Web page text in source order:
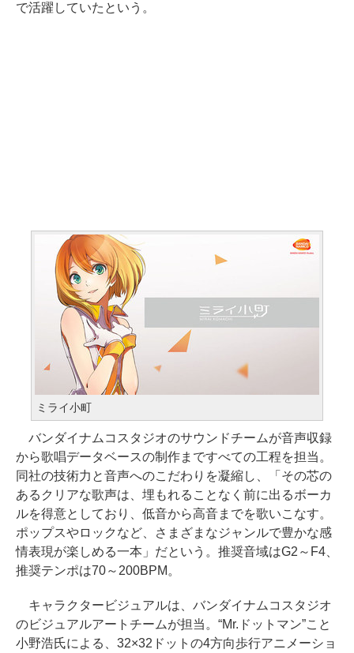
で活躍していたという。
ミライ小町
バンダイナムコスタジオのサウンドチームが音声収録
から歌唱データベースの制作まですべての工程を担当。
同社の技術力と音声へのこだわりを凝縮し、「その芯の
あるクリアな歌声は、埋もれることなく前に出るボーカ
ルを得意としており、低音から高音までを歌いこなす。
ポップスやロックなど、さまざまなジャンルで豊かな感
情表現が楽しめる一本」だという。推奨音域はG2～F4、
推奨テンポは70～200BPM。
キャラクタービジュアルは、バンダイナムコスタジオ
のビジュアルアートチームが担当。“Mr.ドットマン”こと
小野浩氏による、32×32ドットの4方向歩行アニメーショ